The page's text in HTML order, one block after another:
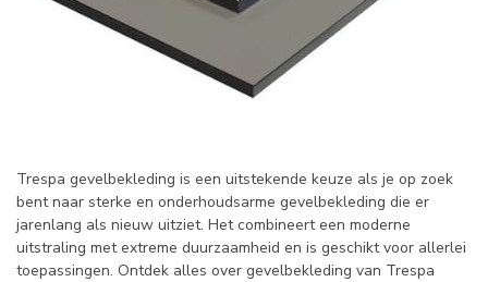
Trespa gevelbekleding is een uitstekende keuze als je op zoek
bent naar sterke en onderhoudsarme gevelbekleding die er
jarenlang als nieuw uitziet. Het combineert een moderne
uitstraling met extreme duurzaamheid en is geschikt voor allerlei
toepassingen. Ontdek alles over gevelbekleding van Trespa